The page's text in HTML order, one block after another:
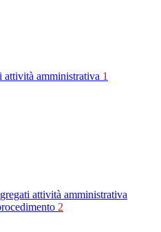
attività amministrativa 1
attività amministrativa
2